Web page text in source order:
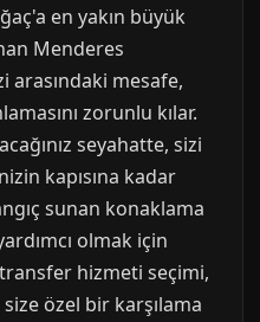
en yakın büyük
Menderes
arasındaki mesafe,
zorunlu kılar.
seyahatte, sizi
kapısına kadar
sunan konaklama
olmak için
hizmeti seçimi,
özel bir karşılama